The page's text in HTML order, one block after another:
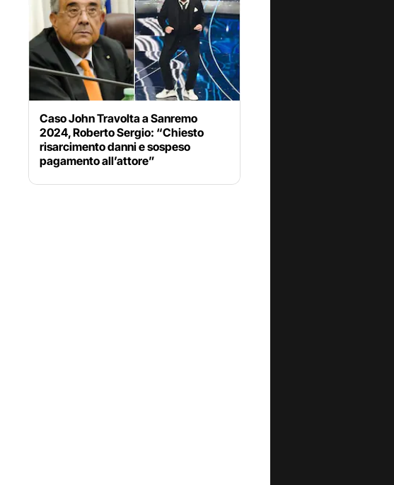
Caso John Travolta a Sanremo
2024, Roberto Sergio: “Chiesto
risarcimento danni e sospeso
pagamento all’attore”